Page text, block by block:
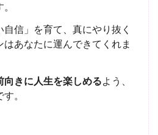
信」を育て、真にやり抜く
あなたに運んできてくれま
向きに人生を楽しめるよう、
。